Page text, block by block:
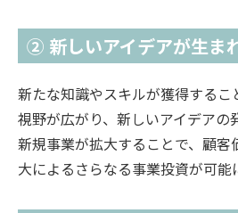
② 新しいアイデアが生ま
新たな知識やスキルが獲得する
視野が広がり、新しいアイデアの
新規事業が拡大することで、顧客
大によるさらなる事業投資が可能